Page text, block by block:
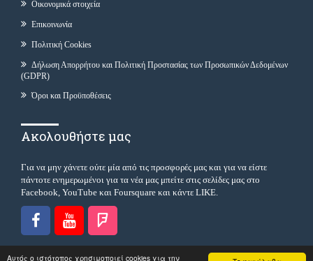
Αυτός ο ιστότοπος χρησιμοποιεί cookies για την
Οικονομικά στοιχεία
Επικοινωνία
Πολιτική Cookies
Δήλωση Απορρήτου και Πολιτική Προστασίας των Προσωπικών Δεδομένων
(GDPR)
Όροι και Προϋποθέσεις
Ακολουθήστε μας
Για να μην χάνετε ούτε μία από τις προσφορές μας και για να είστε
πάντοτε ενημερωμένοι για τα νέα μας μπείτε στις σελίδες μας στο
Facebook, YouTube και Foursquare και κάντε LIKE.